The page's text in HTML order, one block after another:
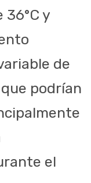
y
de
podrían
el